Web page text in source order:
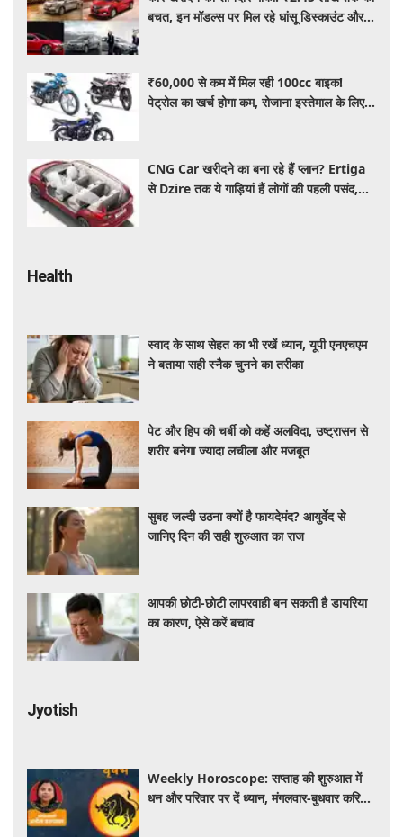
बचत, इन मॉडल्स पर मिल रहे धांसू डिस्काउंट और
₹60,000 से कम में मिल रही 100cc बाइक!
पेट्रोल का खर्च होगा कम, रोजाना इस्तेमाल के लिए है
CNG Car खरीदने का बना रहे हैं प्लान? Ertiga
से Dzire तक ये गाड़ियां हैं लोगों की पहली पसंद,
Health
स्वाद के साथ सेहत का भी रखें ध्यान, यूपी एनएचएम
ने बताया सही स्नैक चुनने का तरीका
पेट और हिप की चर्बी को कहें अलविदा, उष्ट्रासन से
शरीर बनेगा ज्यादा लचीला और मजबूत
सुबह जल्दी उठना क्यों है फायदेमंद? आयुर्वेद से
जानिए दिन की सही शुरुआत का राज
आपकी छोटी-छोटी लापरवाही बन सकती है डायरिया
का कारण, ऐसे करें बचाव
Jyotish
Weekly Horoscope: सप्ताह की शुरुआत में
धन और परिवार पर दें ध्यान, मंगलवार-बुधवार करियर